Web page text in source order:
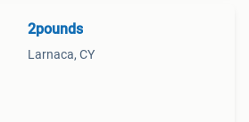
2pounds
Larnaca, CY